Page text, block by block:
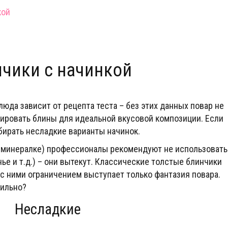
с начинкой
зависит от рецепта теста – без этих данных повар не
блины для идеальной вкусовой композиции. Если
несладкие варианты начинок.
профессионалы рекомендуют не использовать
и т.д.) – они вытекут. Классические толстые блинчики
ними ограничением выступает только фантазия повара.
Несладкие